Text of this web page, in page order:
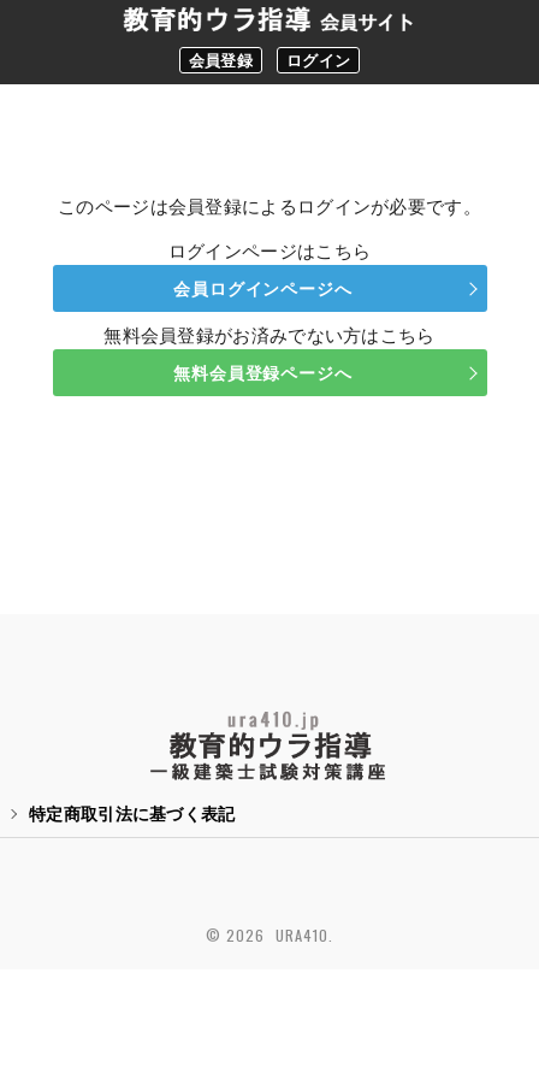
会員登録 ログイン
このページは会員登録によるログインが必要です。
ログインページはこちら
会員ログインページへ
無料会員登録がお済みでない方はこちら
無料会員登録ページへ
特定商取引法に基づく表記
© 2026 URA410.